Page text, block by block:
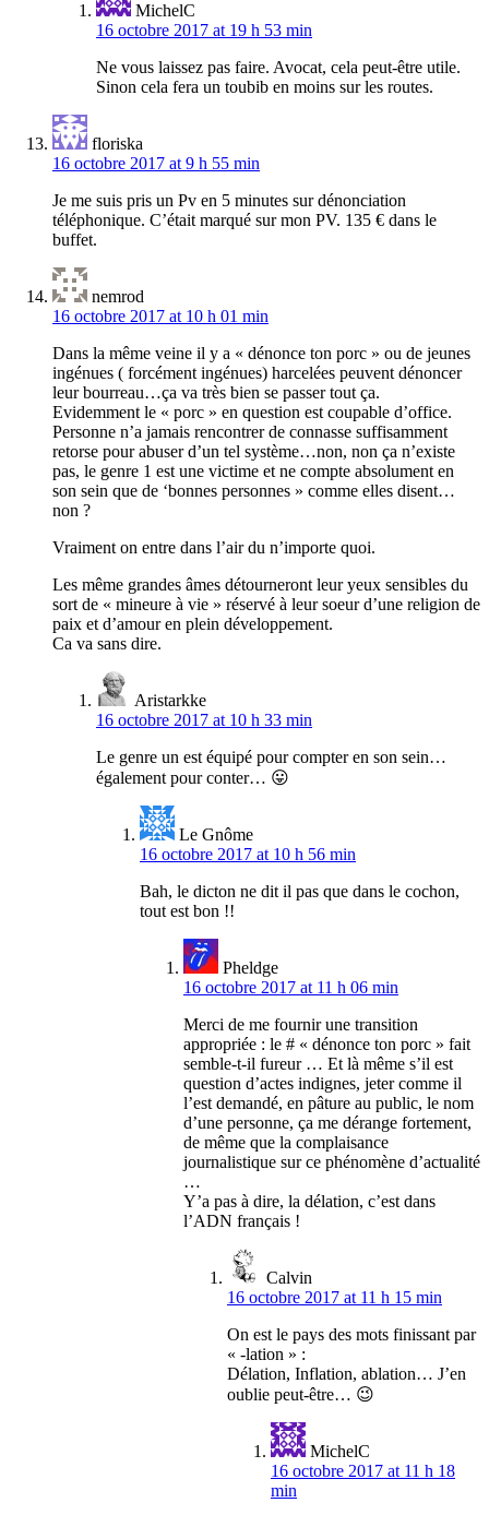
MichelC
16 octobre 2017 at 19 h 53 min
Ne vous laissez pas faire. Avocat, cela peut-être utile.
Sinon cela fera un toubib en moins sur les routes.
floriska
16 octobre 2017 at 9 h 55 min
Je me suis pris un Pv en 5 minutes sur dénonciation
téléphonique. C’était marqué sur mon PV. 135 € dans le
buffet.
nemrod
16 octobre 2017 at 10 h 01 min
Dans la même veine il y a « dénonce ton porc » ou de jeunes
ingénues ( forcément ingénues) harcelées peuvent dénoncer
leur bourreau…ça va très bien se passer tout ça.
Evidemment le « porc » en question est coupable d’office.
Personne n’a jamais rencontrer de connasse suffisamment
retorse pour abuser d’un tel système…non, non ça n’existe
pas, le genre 1 est une victime et ne compte absolument en
son sein que de ‘bonnes personnes » comme elles disent…
non ?
Vraiment on entre dans l’air du n’importe quoi.
Les même grandes âmes détourneront leur yeux sensibles du
sort de « mineure à vie » réservé à leur soeur d’une religion de
paix et d’amour en plein développement.
Ca va sans dire.
Aristarkke
16 octobre 2017 at 10 h 33 min
Le genre un est équipé pour compter en son sein…
également pour conter… 😛
Le Gnôme
16 octobre 2017 at 10 h 56 min
Bah, le dicton ne dit il pas que dans le cochon,
tout est bon !!
Pheldge
16 octobre 2017 at 11 h 06 min
Merci de me fournir une transition
appropriée : le # « dénonce ton porc » fait
semble-t-il fureur … Et là même s’il est
question d’actes indignes, jeter comme il
l’est demandé, en pâture au public, le nom
d’une personne, ça me dérange fortement,
de même que la complaisance
journalistique sur ce phénomène d’actualité
…
Y’a pas à dire, la délation, c’est dans
l’ADN français !
Calvin
16 octobre 2017 at 11 h 15 min
On est le pays des mots finissant par
« -lation » :
Délation, Inflation, ablation… J’en
oublie peut-être… 😉
MichelC
16 octobre 2017 at 11 h 18
min